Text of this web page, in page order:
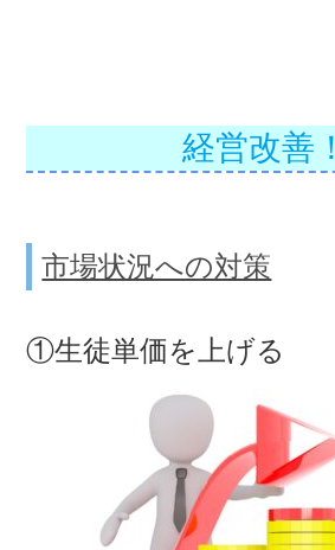
経営改善！
市場状況への対策
①生徒単価を上げる